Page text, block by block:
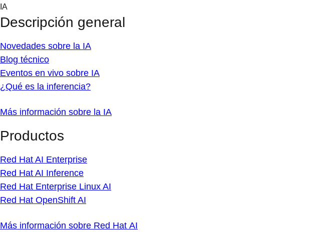
Skip
content
IA
Descripción general
Novedades sobre la IA
Blog técnico
Eventos en vivo sobre IA
¿Qué es la inferencia?
Más información sobre la IA
Productos
Red Hat AI Enterprise
Red Hat AI Inference
Red Hat Enterprise Linux AI
Red Hat OpenShift AI
Más información sobre Red Hat AI